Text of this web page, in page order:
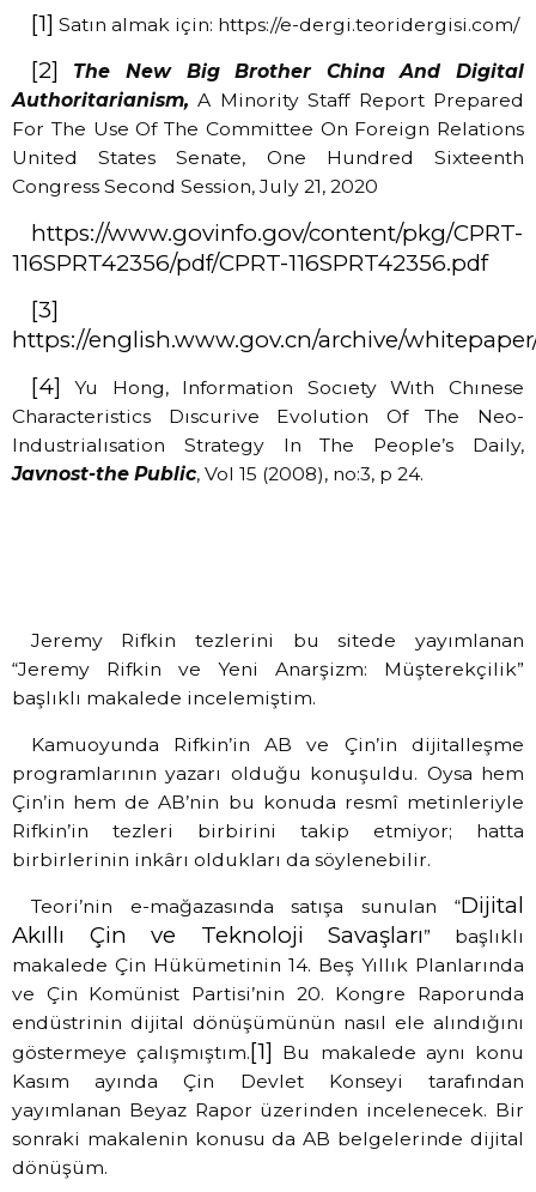
[1] Satın almak için: https://e-dergi.teoridergisi.com/
[2]
The New Big Brother China And Digital
Authoritarianism, A Minority Staff Report Prepared
For The Use Of The Committee On Foreign Relations
United States Senate, One Hundred Sixteenth
Congress Second Session, July 21, 2020
https://www.govinfo.gov/content/pkg/CPRT-
116SPRT42356/pdf/CPRT-116SPRT42356.pdf
[3]
https://english.www.gov.cn/archive/
[4]
Yu Hong, Information Socıety Wıth Chınese
Characteristics Dıscurive Evolution Of The Neo-
Industrialısation Strategy In The People’s Daily,
Javnost-the Public, Vol 15 (2008), no:3, p 24.
Jeremy Rifkin tezlerini bu sitede yayımlanan
“Jeremy Rifkin ve Yeni Anarşizm: Müşterekçilik”
başlıklı makalede incelemiştim.
Kamuoyunda Rifkin’in AB ve Çin’in dijitalleşme
programlarının yazarı olduğu konuşuldu. Oysa hem
Çin’in hem de AB’nin bu konuda resmî metinleriyle
Rifkin’in tezleri birbirini takip etmiyor; hatta
birbirlerinin inkârı oldukları da söylenebilir.
Teori’nin e-mağazasında satışa sunulan “Dijital
Akıllı Çin ve Teknoloji Savaşları” başlıklı
makalede Çin Hükümetinin 14. Beş Yıllık Planlarında
ve Çin Komünist Partisi’nin 20. Kongre Raporunda
endüstrinin dijital dönüşümünün nasıl ele alındığını
göstermeye çalışmıştım.[1] Bu makalede aynı konu
Kasım ayında Çin Devlet Konseyi tarafından
yayımlanan Beyaz Rapor üzerinden incelenecek. Bir
sonraki makalenin konusu da AB belgelerinde dijital
dönüşüm.